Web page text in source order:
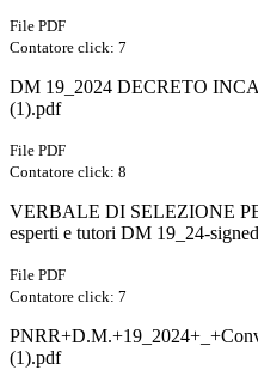
File PDF
Contatore click: 7
DM 19_2024 DECRETO
(1).pdf
File PDF
Contatore click: 8
VERBALE DI SELEZIONE
esperti e tutori DM 19_24-
File PDF
Contatore click: 7
(1).pdf